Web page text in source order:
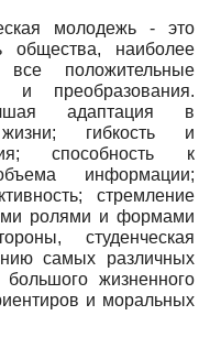
молодежь - это
общества, наиболее
положительные
преобразования.
адаптация в
гибкость и
способность к
информации;
стремление
ролями и формами
студенческая
самых различных
жизненного
и моральных